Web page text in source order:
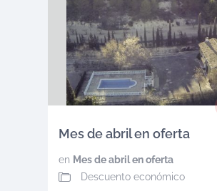
Mes de abril en oferta
en Mes de abril en oferta
Descuento económico